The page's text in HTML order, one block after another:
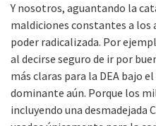
Y nosotros, aguantando la
maldiciones constantes a los
poder radicalizada. Por
al decirse seguro de ir por
más claras para la DEA bajo
dominante aún. Porque los
incluyendo una desmadejada